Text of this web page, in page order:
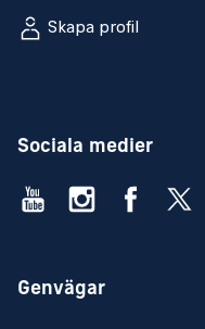
Skapa profil
Sociala medier
Genvägar